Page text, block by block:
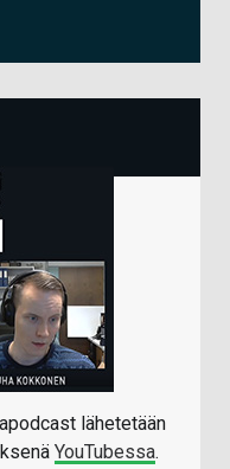
lähetetään
YouTubessa.